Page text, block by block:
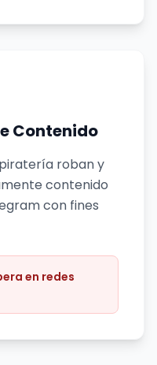
Contenido
roban y
contenido
con fines
en redes